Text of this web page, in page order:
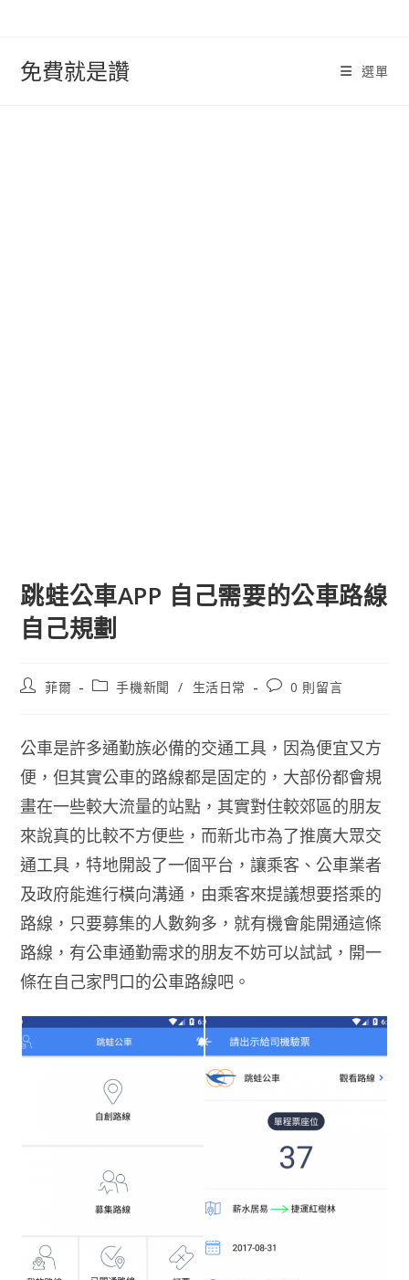
免費就是讚 選單
跳蛙公車APP 自己需要的公車路線
自己規劃
文
者:
菲爾
文
別:
手機新聞 / 生活日常
文
論：
0 則留言
公車是許多通勤族必備的交通工具，因為便宜又方
便，但其實公車的路線都是固定的，大部份都會規
畫在一些較大流量的站點，其實對住較郊區的朋友
來說真的比較不方便些，而新北市為了推廣大眾交
通工具，特地開設了一個平台，讓乘客、公車業者
及政府能進行橫向溝通，由乘客來提議想要搭乘的
路線，只要募集的人數夠多，就有機會能開通這條
路線，有公車通勤需求的朋友不妨可以試試，開一
條在自己家門口的公車路線吧。